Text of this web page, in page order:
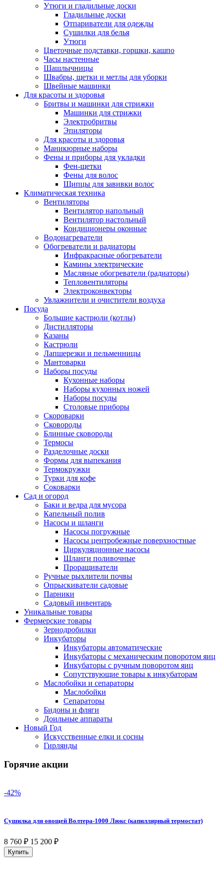
Утюги и гладильные доски
Гладильные доски
Отпариватели для одежды
Сушилки для белья
Утюги
Цветочные подставки, горшки, кашпо
Часы настенные
Шашлычницы
Швабры, щетки и метлы для уборки
Швейные машинки
Для красоты и здоровья
Бритвы и машинки для стрижки
Машинки для стрижки
Электробритвы
Эпиляторы
Для красоты и здоровья
Маникюрные наборы
Фены и приборы для укладки
Фен-щетки
Фены для волос
Щипцы для завивки волос
Климатическая техника
Вентиляторы
Вентилятор напольный
Вентилятор настольный
Кондиционеры оконные
Водонагреватели
Обогреватели и радиаторы
Инфракрасные обогреватели
Камины электрические
Масляные обогреватели (радиаторы)
Тепловентиляторы
Электроконвекторы
Увлажнители и очистители воздуха
Посуда
Большие кастрюли (котлы)
Дистилляторы
Казаны
Кастрюли
Лапшерезки и пельменницы
Мантоварки
Наборы посуды
Кухонные наборы
Наборы кухонных ножей
Наборы посуды
Столовые приборы
Скороварки
Сковороды
Блинные сковороды
Термосы
Разделочные доски
Формы для выпекания
Термокружки
Турки для кофе
Соковарки
Сад и огород
Баки и ведра для мусора
Капельный полив
Насосы и шланги
Насосы погружные
Насосы центробежные поверхностные
Циркуляционные насосы
Шланги поливочные
Проращиватели
Ручные рыхлители почвы
Опрыскиватели садовые
Парники
Садовый инвентарь
Уникальные товары
Фермерские товары
Зернодробилки
Инкубаторы
Инкубаторы автоматические
Инкубаторы с механическим поворотом яиц
Инкубаторы с ручным поворотом яиц
Сопутствующие товары к инкубаторам
Маслобойки и сепараторы
Маслобойки
Сепараторы
Бидоны и фляги
Доильные аппараты
Новый Год
Искусственные елки и сосны
Гирлянды
Горячие акции
-42%
Сушилка для овощей Волтера-1000 Люкс (капиллярный термостат)
8 760 ₽ 15 200 ₽
Купить